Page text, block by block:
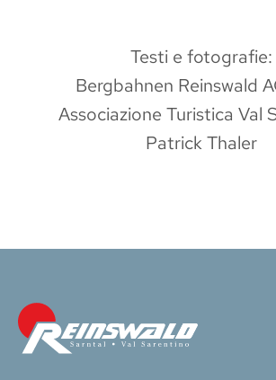
Testi e fotografie:
Bergbahnen Reinswald
Associazione Turistica Val
Patrick Thaler